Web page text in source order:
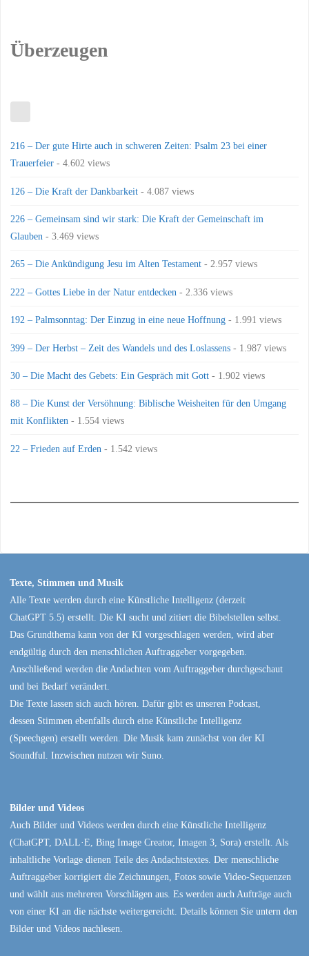
Überzeugen
216 – Der gute Hirte auch in schweren Zeiten: Psalm 23 bei einer
Trauerfeier - 4.602 views
126 – Die Kraft der Dankbarkeit - 4.087 views
226 – Gemeinsam sind wir stark: Die Kraft der Gemeinschaft im
Glauben - 3.469 views
265 – Die Ankündigung Jesu im Alten Testament - 2.957 views
222 – Gottes Liebe in der Natur entdecken - 2.336 views
192 – Palmsonntag: Der Einzug in eine neue Hoffnung - 1.991 views
399 – Der Herbst – Zeit des Wandels und des Loslassens - 1.987 views
30 – Die Macht des Gebets: Ein Gespräch mit Gott - 1.902 views
88 – Die Kunst der Versöhnung: Biblische Weisheiten für den Umgang
mit Konflikten - 1.554 views
22 – Frieden auf Erden - 1.542 views
Texte, Stimmen und Musik
Alle Texte werden durch eine Künstliche Intelligenz (derzeit
ChatGPT 5.5) erstellt. Die KI sucht und zitiert die Bibelstellen selbst.
Das Grundthema kann von der KI vorgeschlagen werden, wird aber
endgültig durch den menschlichen Auftraggeber vorgegeben.
Anschließend werden die Andachten vom Auftraggeber durchgeschaut
und bei Bedarf verändert.
Die Texte lassen sich auch hören. Dafür gibt es unseren Podcast,
dessen Stimmen ebenfalls durch eine Künstliche Intelligenz
(Speechgen) erstellt werden. Die Musik kam zunächst von der KI
Soundful. Inzwischen nutzen wir Suno.
Bilder und Videos
Auch Bilder und Videos werden durch eine Künstliche Intelligenz
(ChatGPT, DALL·E, Bing Image Creator, Imagen 3, Sora) erstellt. Als
inhaltliche Vorlage dienen Teile des Andachtstextes. Der menschliche
Auftraggeber korrigiert die Zeichnungen, Fotos sowie Video-Sequenzen
und wählt aus mehreren Vorschlägen aus. Es werden auch Aufträge auch
von einer KI an die nächste weitergereicht. Details können Sie untern den
Bilder und Videos nachlesen.